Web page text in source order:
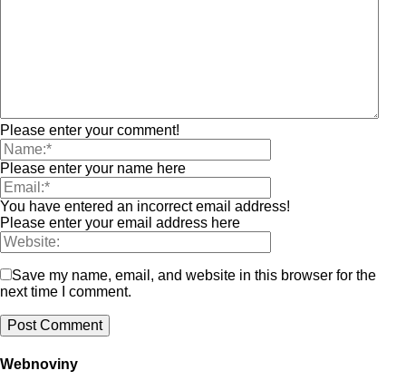
Please enter your comment!
Please enter your name here
You have entered an incorrect email address!
Please enter your email address here
Save my name, email, and website in this browser for the
next time I comment.
Webnoviny